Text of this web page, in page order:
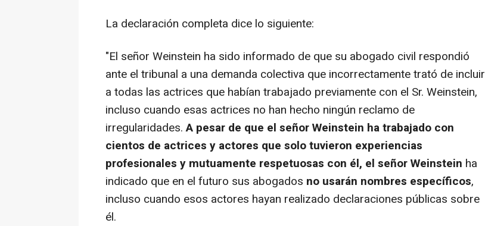
La declaración completa dice lo siguiente:
"El señor Weinstein ha sido informado de que su abogado civil respondió
ante el tribunal a una demanda colectiva que incorrectamente trató de incluir
a todas las actrices que habían trabajado previamente con el Sr. Weinstein,
incluso cuando esas actrices no han hecho ningún reclamo de
irregularidades.A pesar de que el señor Weinstein ha trabajado con
cientos de actrices y actores que solo tuvieron experiencias
profesionales y mutuamente respetuosas con él, el señor Weinstein ha
indicado que en el futuro sus abogados no usarán nombres específicos,
incluso cuando esos actores hayan realizado declaraciones públicas sobre
él.